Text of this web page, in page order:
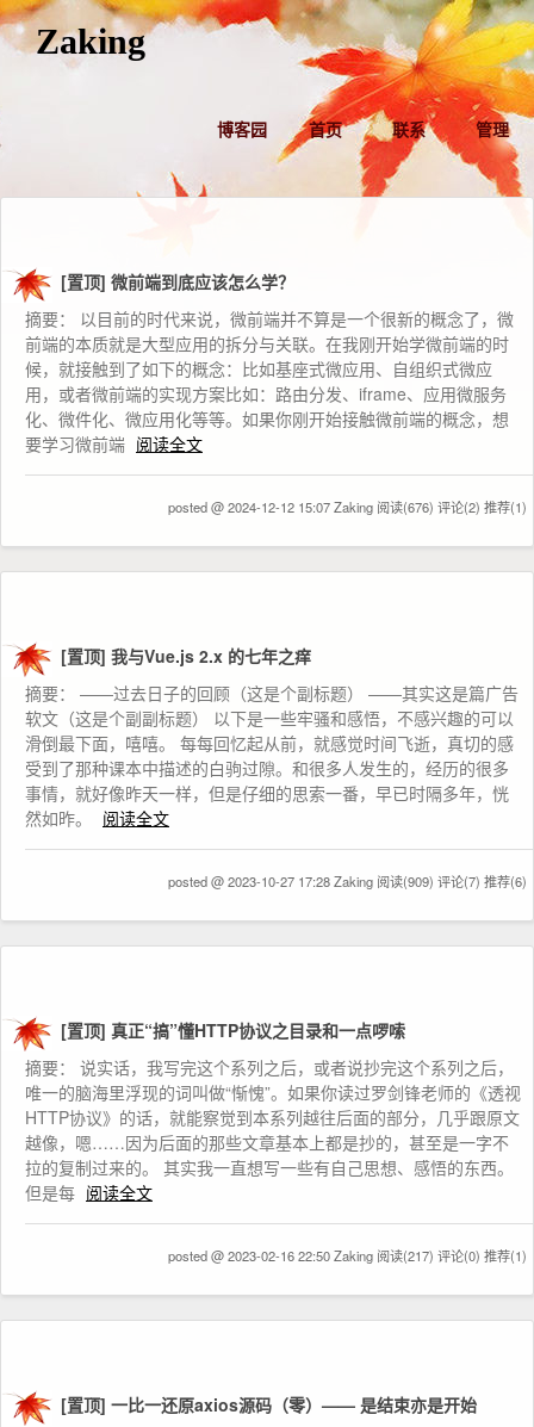
Zaking
博客园 首页 联系 管理
[置顶] 微前端到底应该怎么学？
摘要： 以目前的时代来说，微前端并不算是一个很新的概念了，微
前端的本质就是大型应用的拆分与关联。在我刚开始学微前端的时
候，就接触到了如下的概念：比如基座式微应用、自组织式微应
用，或者微前端的实现方案比如：路由分发、iframe、应用微服务
化、微件化、微应用化等等。如果你刚开始接触微前端的概念，想
要学习微前端 阅读全文
posted @ 2024-12-12 15:07 Zaking 阅读(676) 评论(2) 推荐(1)
[置顶] 我与Vue.js 2.x 的七年之痒
摘要： ——过去日子的回顾（这是个副标题） ——其实这是篇广告
软文（这是个副副标题） 以下是一些牢骚和感悟，不感兴趣的可以
滑倒最下面，嘻嘻。 每每回忆起从前，就感觉时间飞逝，真切的感
受到了那种课本中描述的白驹过隙。和很多人发生的，经历的很多
事情，就好像昨天一样，但是仔细的思索一番，早已时隔多年，恍
然如昨。
阅读全文
posted @ 2023-10-27 17:28 Zaking 阅读(909) 评论(7) 推荐(6)
[置顶] 真正“搞”懂HTTP协议之目录和一点啰嗦
摘要： 说实话，我写完这个系列之后，或者说抄完这个系列之后，
唯一的脑海里浮现的词叫做“惭愧”。如果你读过罗剑锋老师的《透视
HTTP协议》的话，就能察觉到本系列越往后面的部分，几乎跟原文
越像，嗯……因为后面的那些文章基本上都是抄的，甚至是一字不
拉的复制过来的。 其实我一直想写一些有自己思想、感悟的东西。
但是每 阅读全文
posted @ 2023-02-16 22:50 Zaking 阅读(217) 评论(0) 推荐(1)
[置顶] 一比一还原axios源码（零）—— 是结束亦是开始